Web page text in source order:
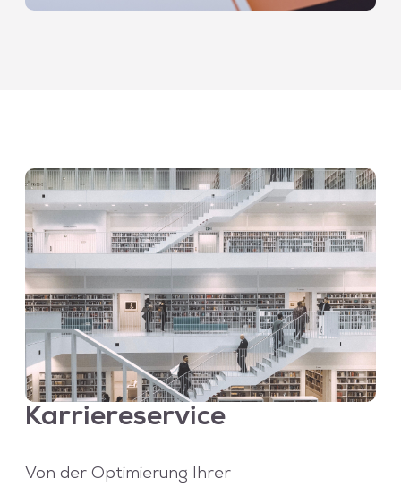
Karriereservice
Von der Optimierung Ihrer